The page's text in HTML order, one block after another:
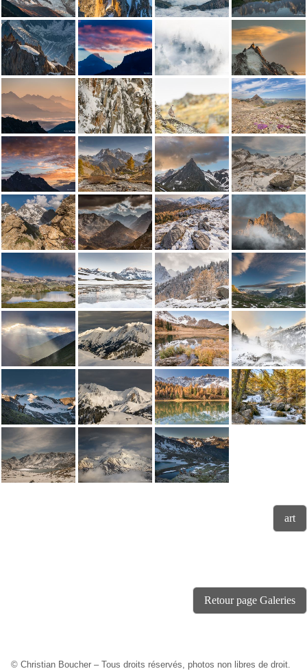
art
Retour page Galeries
© Christian Boucher – Tous droits réservés, photos non libres de droit.